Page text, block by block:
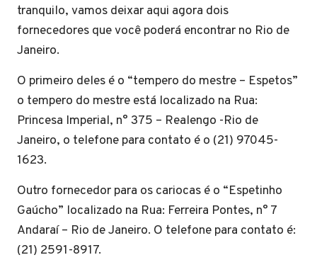
tranquilo, vamos deixar aqui agora dois
fornecedores que você poderá encontrar no Rio de
Janeiro.
O primeiro deles é o “tempero do mestre – Espetos”
o tempero do mestre está localizado na Rua:
Princesa Imperial, n° 375 – Realengo -Rio de
Janeiro, o telefone para contato é o (21) 97045-
1623.
Outro fornecedor para os cariocas é o “Espetinho
Gaúcho” localizado na Rua: Ferreira Pontes, n° 7
Andaraí – Rio de Janeiro. O telefone para contato é:
(21) 2591-8917.